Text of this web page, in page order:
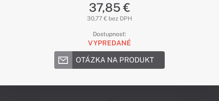
37,85 €
30,77 € bez DPH
Dostupnosť:
VYPREDANÉ
OTÁZKA NA PRODUKT